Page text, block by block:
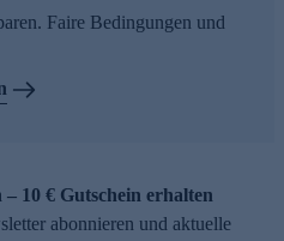
Faire Bedingungen und
10 € Gutschein erhalten
abonnieren und aktuelle